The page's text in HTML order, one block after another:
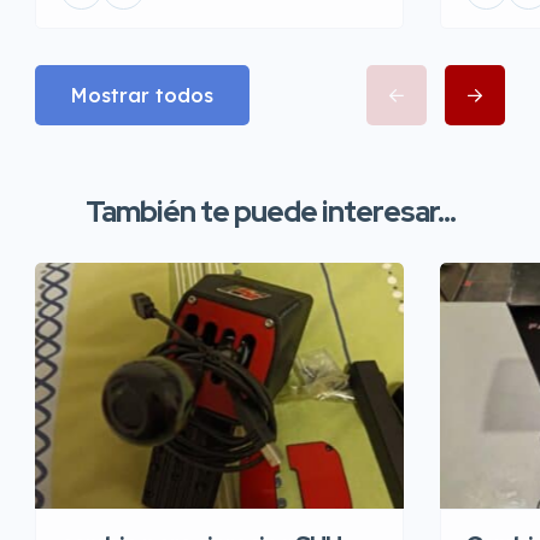
Mostrar todos
También te puede interesar...